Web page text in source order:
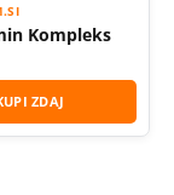
Kompleks
ZDAJ